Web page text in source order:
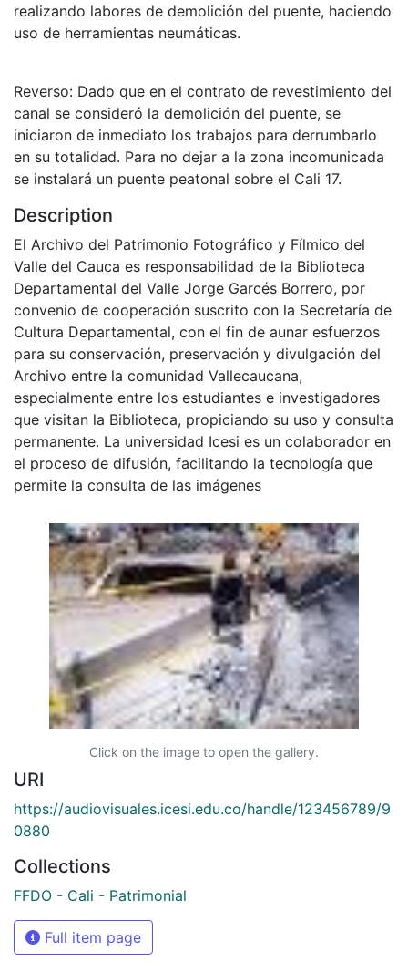
realizando labores de demolición del puente, haciendo
uso de herramientas neumáticas.
Reverso: Dado que en el contrato de revestimiento del
canal se consideró la demolición del puente, se
iniciaron de inmediato los trabajos para derrumbarlo
en su totalidad. Para no dejar a la zona incomunicada
se instalará un puente peatonal sobre el Cali 17.
Description
El Archivo del Patrimonio Fotográfico y Fílmico del
Valle del Cauca es responsabilidad de la Biblioteca
Departamental del Valle Jorge Garcés Borrero, por
convenio de cooperación suscrito con la Secretaría de
Cultura Departamental, con el fin de aunar esfuerzos
para su conservación, preservación y divulgación del
Archivo entre la comunidad Vallecaucana,
especialmente entre los estudiantes e investigadores
que visitan la Biblioteca, propiciando su uso y consulta
permanente. La universidad Icesi es un colaborador en
el proceso de difusión, facilitando la tecnología que
permite la consulta de las imágenes
Click on the image to open the gallery.
URI
https://audiovisuales.icesi.edu.co/handle/123456789/9
0880
Collections
FFDO - Cali - Patrimonial
Full item page